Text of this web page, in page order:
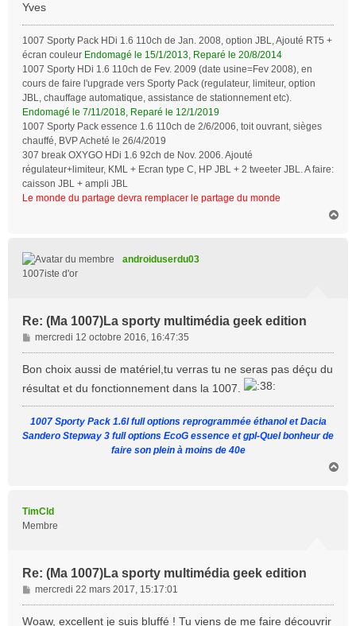
Yves
1007 Sporty Pack HDi 1.6 110ch de Jan. 2008, option JBL, Ajouté RT5 +
écran couleur Endomagé le 15/1/2013, Reparé le 20/8/2014
1007 Sporty HDi 1.6 110ch de Fev. 2009 (date usine=Fev 2008), en
cours de faire l'upgrade vers Sporty Pack (regulateur, limiteur, option
JBL, chauffage automatique, assistance de stationnement etc).
Endomagé le 7/11/2018, Reparé le 12/1/2019
1007 Sporty Pack essence 1.6 110ch de 2/6/2006, toit ouvrant, sièges
chauffé, BVP Acheté le 26/4/2019
307 break OXYGO HDi 1.6 92ch de Nov. 2006. Ajouté
régulateur+limiteur, KML + Ecran type C, HP JBL + 2 tweeter JBL. A faire:
caisson JBL + ampli JBL
Le monde du partage devra remplacer le partage du monde
androiduserdu03
1007iste d'or
Re: (Ma 1007)La sporty multimédia geek edition
M
e
s
a
g
e
mercredi 12 octobre 2016, 16:47:35
Bon choix aussi de matériel,tu verras tu ne seras pas déçu du
résultat et du fonctionnement dans la 1007.
1007 Sporty Pack 1.6l full options reprogrammée éthanol et Dacia
Sandero Stepway 3 full options EcoG essence et gpl-Quel bonheur de
faire son plein à moins de 40e
TimCld
Membre
Re: (Ma 1007)La sporty multimédia geek edition
M
e
s
mercredi 22 mars 2017, 15:17:01
Woaw, excellent je suis bluffé ! Tu viens de me faire découvrir